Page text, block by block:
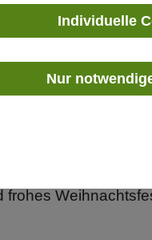
Individuelle
Nur
Herz eines
ins Kleinste.
und als solches
des